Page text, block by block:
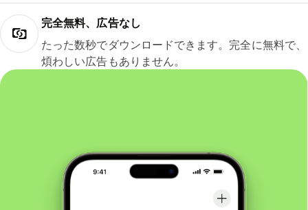
完全無料、広告なし
たった数秒でダウンロードできます。完全に無料で、
煩わしい広告もありません。